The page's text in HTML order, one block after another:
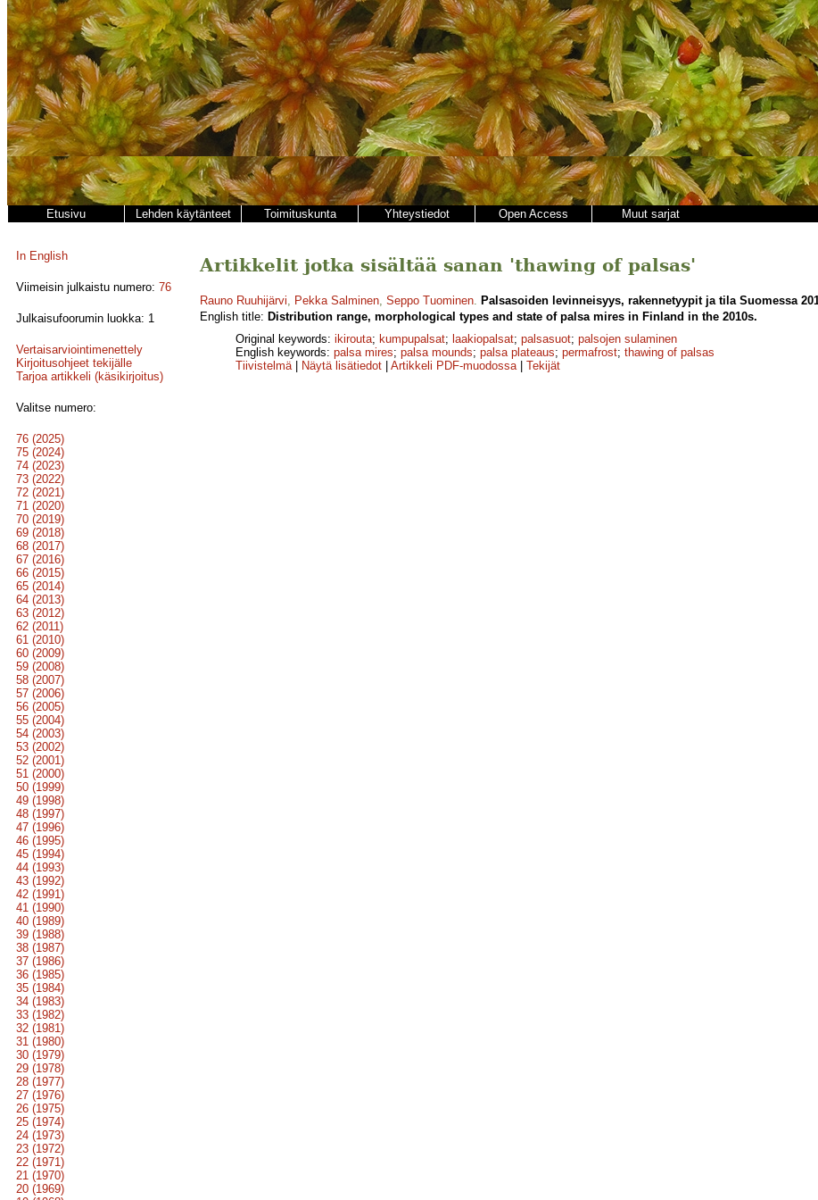
Etusivu Lehden käytänteet Toimituskunta Yhteystiedot Open Access Muut sarjat
In English
Viimeisin julkaistu numero: 76
Julkaisufoorumin luokka: 1
Vertaisarviointimenettely
Kirjoitusohjeet tekijälle
Tarjoa artikkeli (käsikirjoitus)
Valitse numero:
76 (2025)
75 (2024)
74 (2023)
73 (2022)
72 (2021)
71 (2020)
70 (2019)
69 (2018)
68 (2017)
67 (2016)
66 (2015)
65 (2014)
64 (2013)
63 (2012)
62 (2011)
61 (2010)
60 (2009)
59 (2008)
58 (2007)
57 (2006)
56 (2005)
55 (2004)
54 (2003)
53 (2002)
52 (2001)
51 (2000)
50 (1999)
49 (1998)
48 (1997)
47 (1996)
46 (1995)
45 (1994)
44 (1993)
43 (1992)
42 (1991)
41 (1990)
40 (1989)
39 (1988)
38 (1987)
37 (1986)
36 (1985)
35 (1984)
34 (1983)
33 (1982)
32 (1981)
31 (1980)
30 (1979)
29 (1978)
28 (1977)
27 (1976)
26 (1975)
25 (1974)
24 (1973)
23 (1972)
22 (1971)
21 (1970)
20 (1969)
Artikkelit jotka sisältää sanan 'thawing of palsas'
Rauno Ruuhijärvi, Pekka Salminen, Seppo Tuominen. Palsasoiden levinneisyys, rakennetyypit ja tila Suomessa
English title: Distribution range, morphological types and state of palsa mires in Finland in the 2010s.
Original keywords: ikirouta; kumpupalsat; laakiopalsat; palsasuot; palsojen sulaminen
English keywords: palsa mires; palsa mounds; palsa plateaus; permafrost; thawing of palsas
Tiivistelmä| Näytä lisätiedot Artikkeli PDF-muodossa| Tekijät